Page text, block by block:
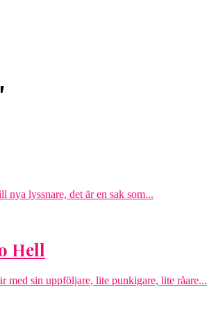
nya lyssnare, det är en sak som...
Hell
med sin uppföljare, lite punkigare, lite råare...